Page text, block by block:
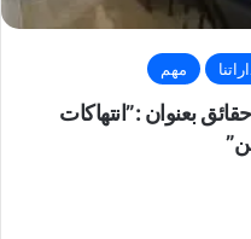
مهم
بعنوان :”انتهاكات